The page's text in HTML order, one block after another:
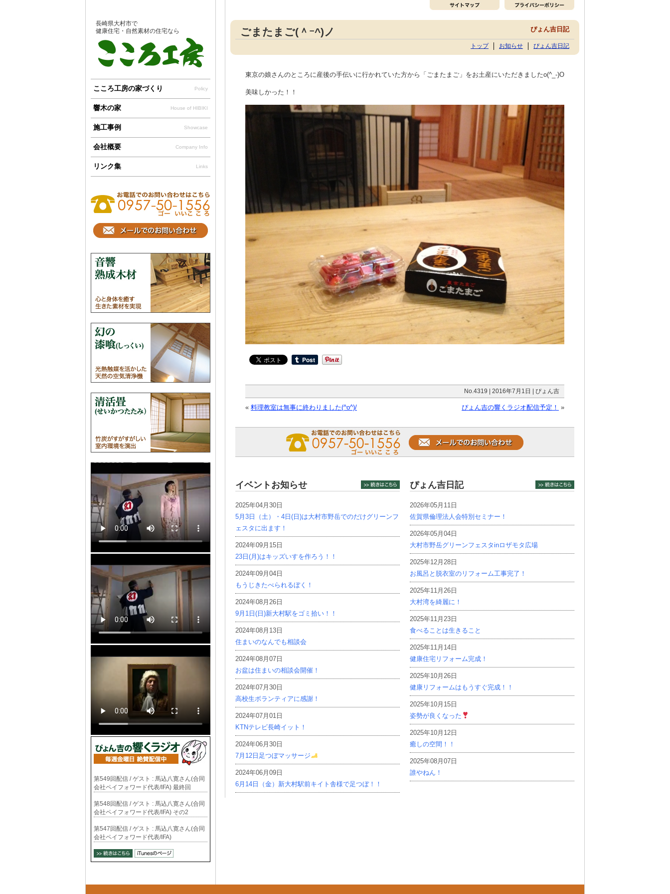
ごまたまご(＾ｰ^)ノ ぴょん吉日記
トップ お知らせ ぴょん吉日記
東京の娘さんのところに産後の手伝いに行かれていた方から「ごまたまご」をお土産にいただきましたo(^_-)O
美味しかった！！
No.4319 | 2016年7月1日 | ぴょん吉
« 料理教室は無事に終わりました(^o^)/ ぴょん吉の響くラジオ配信予定！ »
イベントお知らせ
2025年04月30日
5月3日（土）・4日(日)は大村市野岳でのだけグリーンフ
ェスタに出ます！
2024年09月15日
23日(月)はキッズいすを作ろう！！
2024年09月04日
もうじきたべられるぼく！
2024年08月26日
9月1日(日)新大村駅をゴミ拾い！！
2024年08月13日
住まいのなんでも相談会
2024年08月07日
お盆は住まいの相談会開催！
2024年07月30日
高校生ボランティアに感謝！
2024年07月01日
KTNテレビ長崎イット！
2024年06月30日
7月12日足つぼマッサージ
2024年06月09日
6月14日（金）新大村駅前キイト舎様で足つぼ！！
ぴょん吉日記
2026年05月11日
佐賀県倫理法人会特別セミナー！
2026年05月04日
大村市野岳グリーンフェスタinロザモタ広場
2025年12月28日
お風呂と脱衣室のリフォーム工事完了！
2025年11月26日
大村湾を綺麗に！
2025年11月23日
食べることは生きること
2025年11月14日
健康住宅リフォーム完成！
2025年10月26日
健康リフォームはもうすぐ完成！！
2025年10月15日
姿勢が良くなった
2025年10月12日
癒しの空間！！
2025年08月07日
誰やねん！
長崎県大村市で
健康住宅・自然素材の住宅なら
こころ工房の家づくり Policy
響木の家 House of HIBIKI
施工事例 Showcase
会社概要 Company Info
リンク集 Links
第549回配信 / ゲスト : 馬込八寛さん(合同
会社ペイフォワード代表/IFA) 最終回
第548回配信 / ゲスト : 馬込八寛さん(合同
会社ペイフォワード代表/IFA) その2
第547回配信 / ゲスト : 馬込八寛さん(合同
会社ペイフォワード代表/IFA)